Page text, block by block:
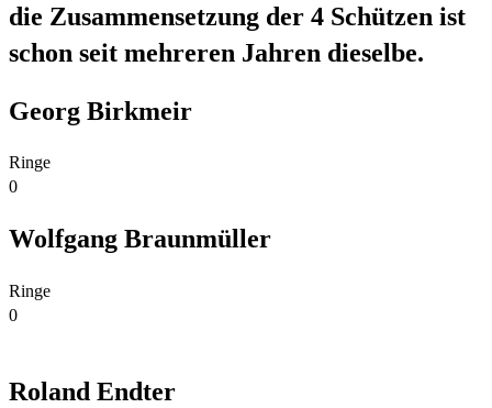
die Zusammensetzung der 4 Schützen ist
schon seit mehreren Jahren dieselbe.
Georg Birkmeir
Ringe
0
Wolfgang Braunmüller
Ringe
0
Roland Endter